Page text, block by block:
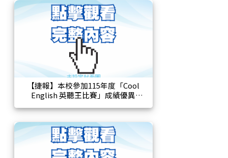
【捷報】本校參加115年度「Cool
English 英聽王比賽」成績優異